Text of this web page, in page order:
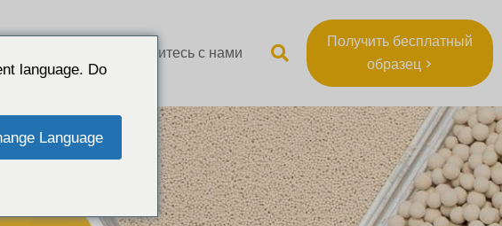
Свяжитесь с нами
Получить бесплатный
образец >
language. Do
Language